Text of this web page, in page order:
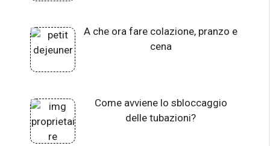
A che ora fare colazione, pranzo e
cena
Come avviene lo sbloccaggio
delle tubazioni?